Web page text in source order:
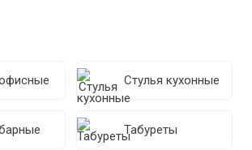
Стулья кухонные
Табуреты